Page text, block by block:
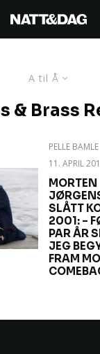
A til Å
& Brass
PELLE BAMLE
11. APRIL
MORTEN
SLÅTT
2001: –
PAR ÅR
JEG
FRAM